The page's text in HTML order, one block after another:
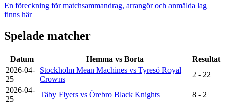
En föreckning för matchsammandrag, arrangör och anmälda lag
finns här
Spelade matcher
Datum Hemma vs Borta
Resultat
2026-04-
25
Stockholm Mean Machines vs Tyresö Royal
Crowns
2 - 22
2026-04-
25
Täby Flyers vs Örebro Black Knights
8 - 2